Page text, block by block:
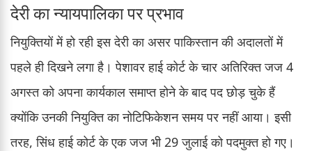
देरी का न्यायपालिका पर प्रभाव
नियुक्तियों में हो रही इस देरी का असर पाकिस्तान की अदालतों में
पहले ही दिखने लगा है। पेशावर हाई कोर्ट के चार अतिरिक्त जज 4
अगस्त को अपना कार्यकाल समाप्त होने के बाद पद छोड़ चुके हैं
क्योंकि उनकी नियुक्ति का नोटिफिकेशन समय पर नहीं आया। इसी
तरह, सिंध हाई कोर्ट के एक जज भी 29 जुलाई को पदमुक्त हो गए।